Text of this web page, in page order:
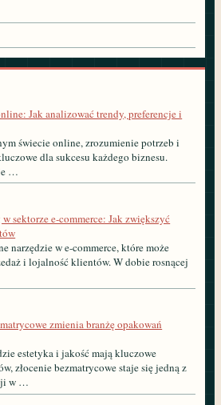
Jak analizować trendy, preferencje i
świecie online, zrozumienie potrzeb i
dla sukcesu każdego biznesu.
…
sektorze e-commerce: Jak zwiększyć
narzędzie w e-commerce, które może
i lojalność klientów. W dobie rosnącej
zmienia branżę opakowań
estetyka i jakość mają kluczowe
złocenie bezmatrycowe staje się jedną z
w …